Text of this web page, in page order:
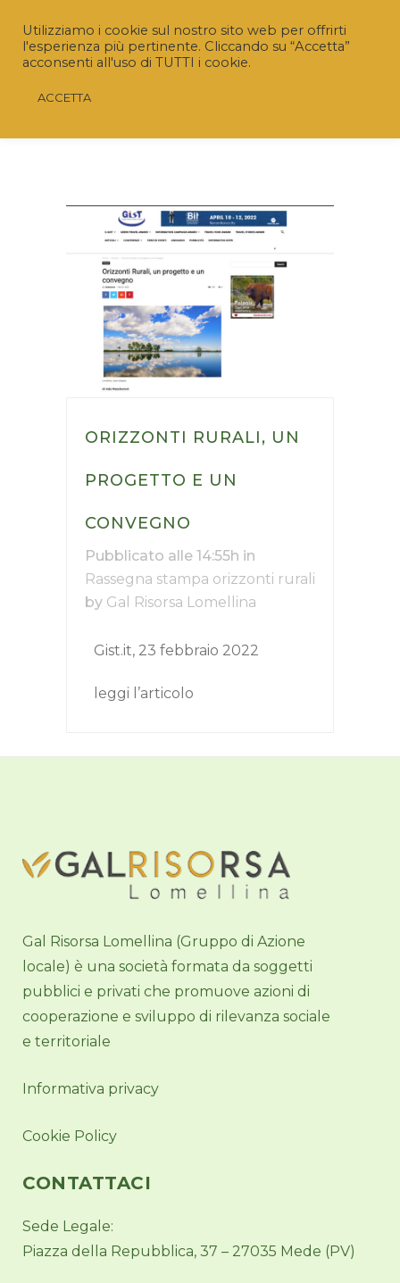
ORIZZONTI RURALI, UN
PROGETTO E UN
CONVEGNO
Pubblicato alle 14:55h in
Rassegna stampa orizzonti rurali
by Gal Risorsa Lomellina
Gist.it, 23 febbraio 2022
leggi l’articolo
Gal Risorsa Lomellina (Gruppo di Azione
locale) è una società formata da soggetti
pubblici e privati che promuove azioni di
cooperazione e sviluppo di rilevanza sociale
e territoriale
Informativa privacy
Cookie Policy
CONTATTACI
Sede Legale:
Piazza della Repubblica, 37 – 27035 Mede (PV)
Utilizziamo i cookie sul nostro sito web per offrirti
l'esperienza più pertinente. Cliccando su “Accetta”
acconsenti all'uso di TUTTI i cookie.
ACCETTA
Riaperto il Bando “SRD04 – Investimenti non
produttivi agricoli con finalità ambientale”
Nuovo termine:20 luglio 2026 ore 16.00